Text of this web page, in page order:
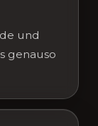
und
genauso